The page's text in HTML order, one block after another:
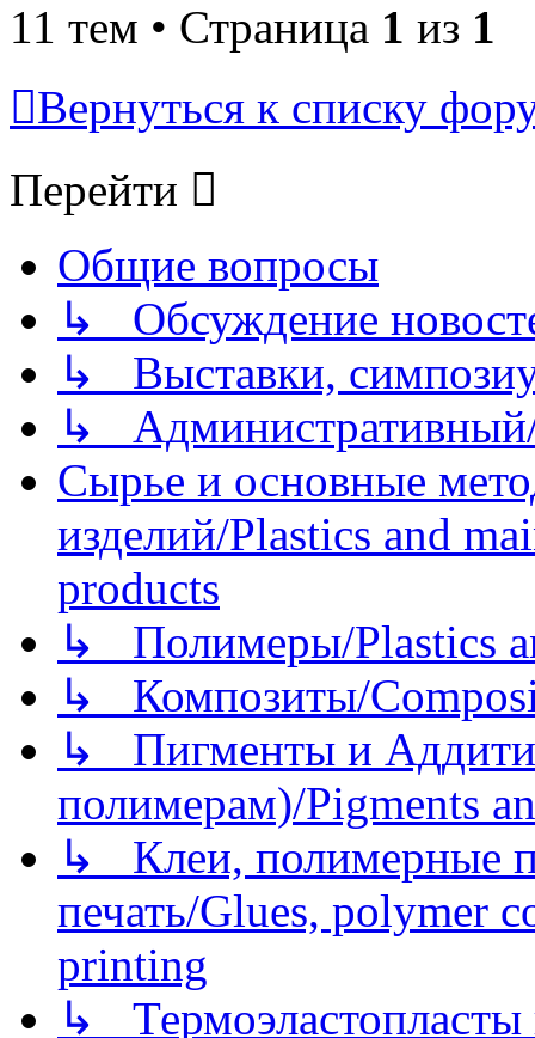
11 тем • Страница 1 из 1
Вернуться к списку
Перейти
Общие вопросы
↳ Обсуждение
↳ Выставки,
↳
Сырье и основные
изделий/Plastics and
products
↳ Полимеры/Plastics
↳ Композиты/
↳ Пигменты и
полимерам)/Pigments
↳ Клеи, полимерные
печать/Glues, polymer
printing
↳